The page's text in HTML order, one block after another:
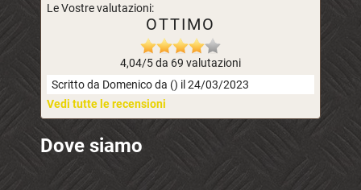
Le Vostre valutazioni:
OTTIMO
4,04/5 da 69 valutazioni
Scritto da Domenico da () il 24/03/2023
Vedi tutte le recensioni
Dove siamo